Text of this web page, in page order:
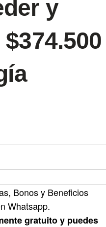
y
Bonos y Beneficios
Whatsapp.
gratuito y puedes